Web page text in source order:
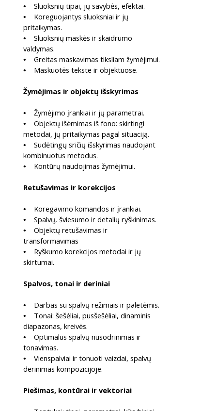
• Sluoksnių tipai, jų savybės, efektai.
•
Koreguojantys sluoksniai ir jų
pritaikymas.
•
Sluoksnių maskės ir skaidrumo
valdymas.
• Greitas maskavimas tiksliam žymėjimui.
• Maskuotės tekste ir objektuose.
Žymėjimas ir objektų išskyrimas
• Žymėjimo įrankiai ir jų parametrai.
•
Objektų išėmimas iš fono: skirtingi
metodai, jų pritaikymas pagal situaciją.
•
Sudėtingų sričių išskyrimas naudojant
kombinuotus metodus.
• Kontūrų naudojimas žymėjimui.
Retušavimas ir korekcijos
• Koregavimo komandos ir įrankiai.
• Spalvų, šviesumo ir detalių ryškinimas.
•
Objektų retušavimas ir
transformavimas
•
Ryškumo korekcijos metodai ir jų
skirtumai.
Spalvos, tonai ir deriniai
• Darbas su spalvų režimais ir paletėmis.
•
Tonai: šešėliai, pusšešėliai, dinaminis
diapazonas, kreivės.
•
Optimalus spalvų nusodrinimas ir
tonavimas.
•
Vienspalviai ir tonuoti vaizdai, spalvų
derinimas kompozicijoje.
Piešimas, kontūrai ir vektoriai